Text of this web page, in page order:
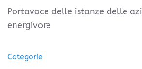
Portavoce delle istanze delle
energivore
Categorie